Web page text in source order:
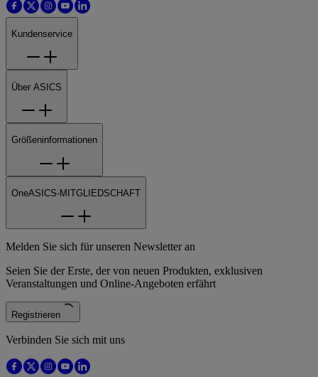
Kundenservice
Über ASICS
Größeninformationen
OneASICS-MITGLIEDSCHAFT
Melden Sie sich für unseren Newsletter an
Seien Sie der Erste, der von neuen Produkten, exklusiven
Veranstaltungen und Online-Angeboten erfährt
Registrieren
Verbinden Sie sich mit uns